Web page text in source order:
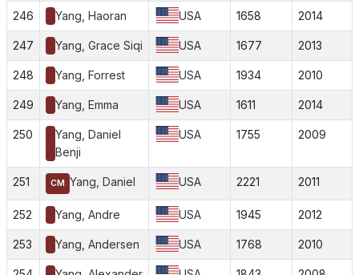
246 Yang, Haoran USA 1658 2014
247 Yang, Grace Siqi USA 1677 2013
248 Yang, Forrest USA 1934 2010
249 Yang, Emma USA 1611 2014
250
Yang, Daniel
Benji
USA 1755 2009
251 CM Yang, Daniel USA 2221 2011
252 Yang, Andre USA 1945 2012
253 Yang, Andersen USA 1768 2010